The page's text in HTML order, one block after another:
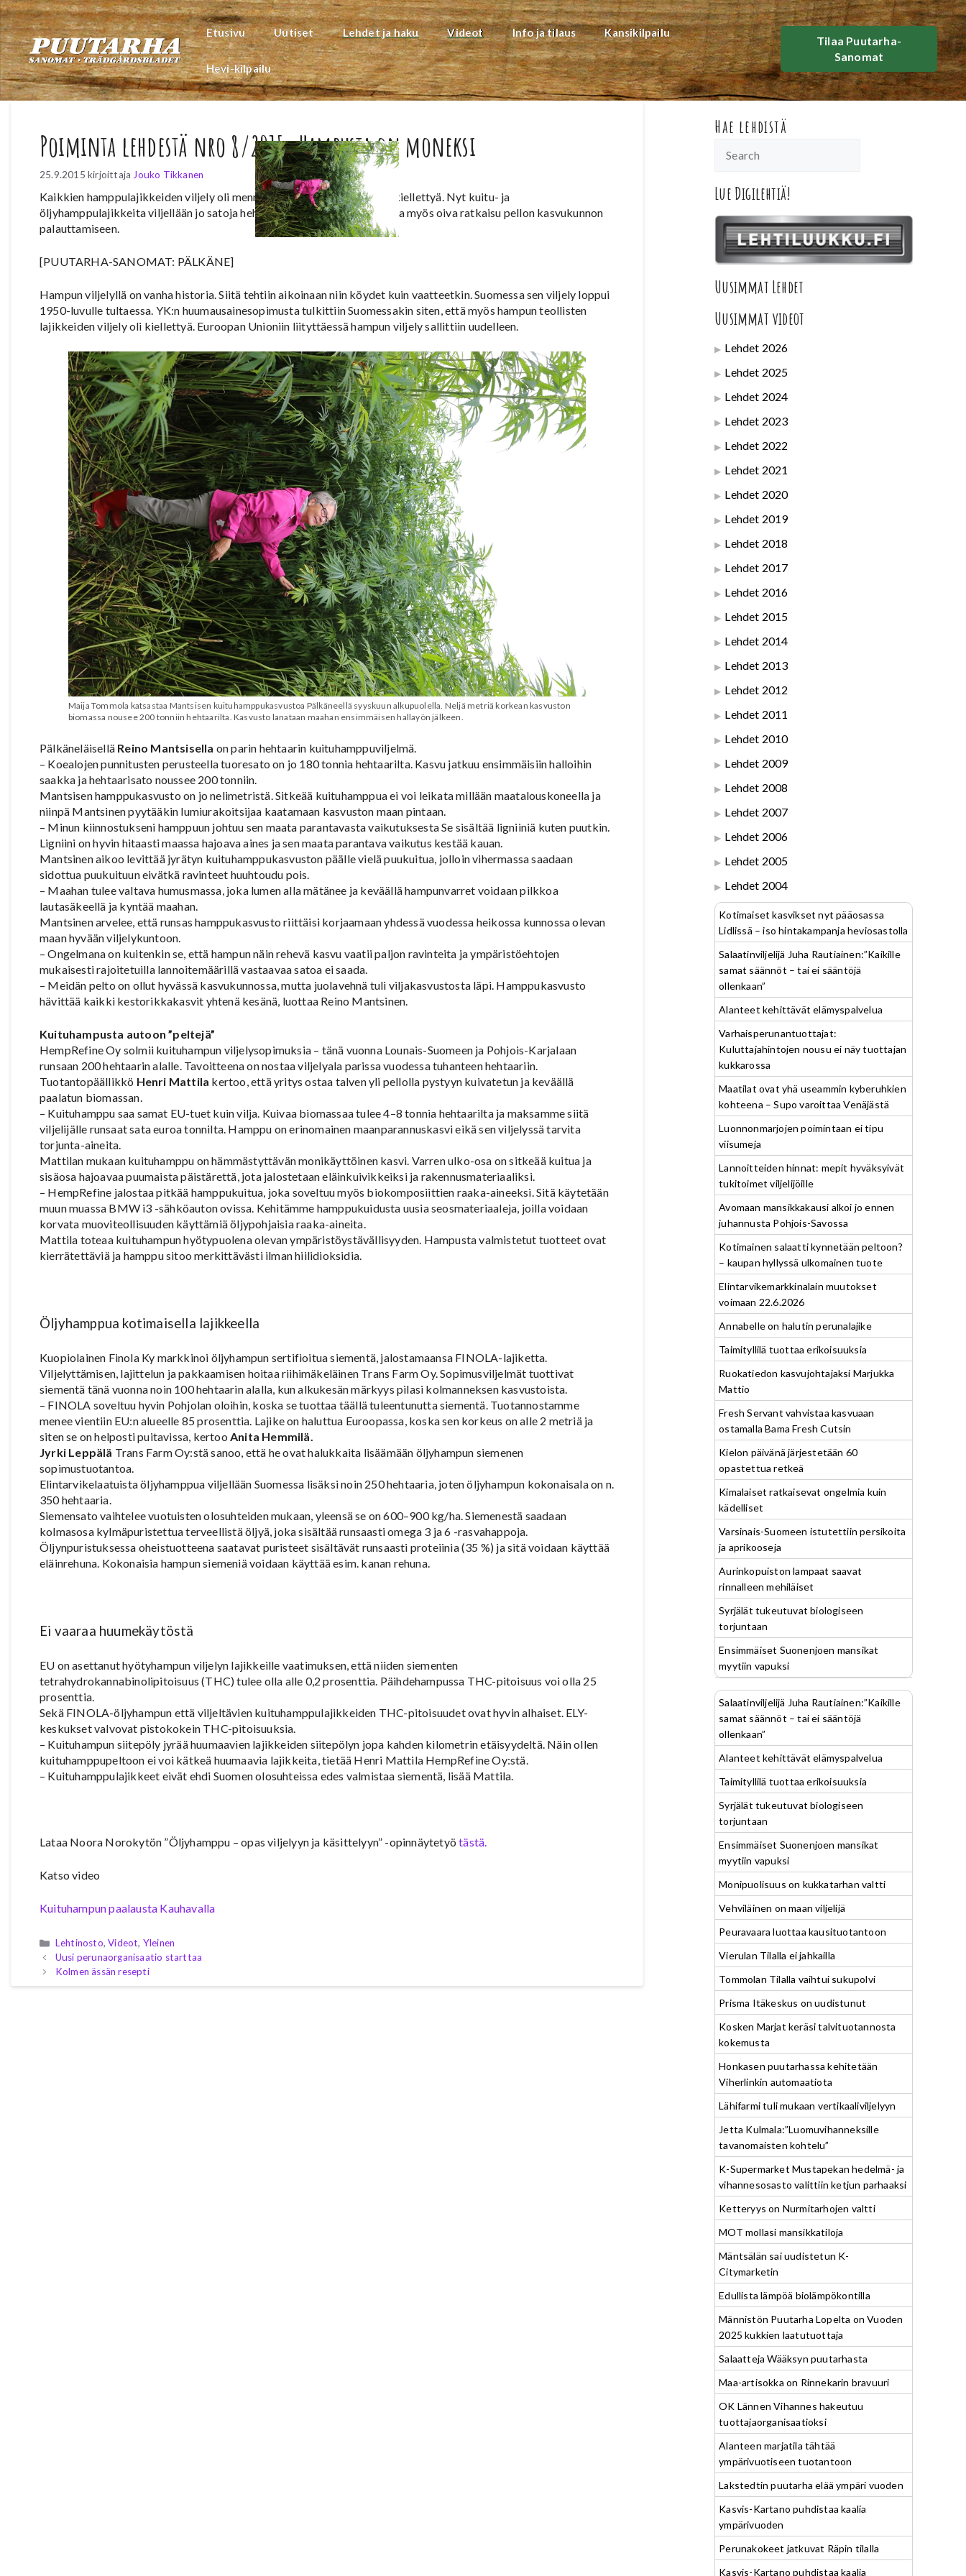
Siirry
sisältöön
Etusivu Uutiset Lehdet ja haku Videot Info ja tilaus Kansikilpailu
Hevi-kilpailu
Tilaa Puutarha-
Sanomat
Poiminta lehdestä nro 8/2015: Hampusta on moneksi
25.9.2015 kirjoittaja Jouko Tikkanen
Kaikkien hamppulajikkeiden viljely oli menneinä vuosikymmeninä jopa kiellettyä. Nyt kuitu- ja
öljyhamppulajikkeita viljellään jo satoja hehtaareja. Kuituhamppu voi olla myös oiva ratkaisu pellon kasvukunnon
palauttamiseen.
[PUUTARHA-SANOMAT: PÄLKÄNE]
Hampun viljelyllä on vanha historia. Siitä tehtiin aikoinaan niin köydet kuin vaatteetkin. Suomessa sen viljely loppui
1950-luvulle tultaessa. YK:n huumausainesopimusta tulkittiin Suomessakin siten, että myös hampun teollisten
lajikkeiden viljely oli kiellettyä. Euroopan Unioniin liityttäessä hampun viljely sallittiin uudelleen.
Maija Tommola katsastaa Mantsisen kuituhamppukasvustoa Pälkäneellä syyskuun alkupuolella. Neljä metriä korkean kasvuston
biomassa nousee 200 tonniin hehtaarilta. Kasvusto lanataan maahan ensimmäisen hallayön jälkeen.
Pälkäneläisellä Reino Mantsisella on parin hehtaarin kuituhamppuviljelmä.
– Koealojen punnitusten perusteella tuoresato on jo 180 tonnia hehtaarilta. Kasvu jatkuu ensimmäisiin halloihin
saakka ja hehtaarisato noussee 200 tonniin.
Mantsisen hamppukasvusto on jo nelimetristä. Sitkeää kuituhamppua ei voi leikata millään maatalouskoneella ja
niinpä Mantsinen pyytääkin lumiurakoitsijaa kaatamaan kasvuston maan pintaan.
– Minun kiinnostukseni hamppuun johtuu sen maata parantavasta vaikutuksesta Se sisältää ligniiniä kuten puutkin.
Ligniini on hyvin hitaasti maassa hajoava aines ja sen maata parantava vaikutus kestää kauan.
Mantsinen aikoo levittää jyrätyn kuituhamppukasvuston päälle vielä puukuitua, jolloin vihermassa saadaan
sidottua puukuituun eivätkä ravinteet huuhtoudu pois.
– Maahan tulee valtava humusmassa, joka lumen alla mätänee ja keväällä hampunvarret voidaan pilkkoa
lautasäkeellä ja kyntää maahan.
Mantsinen arvelee, että runsas hamppukasvusto riittäisi korjaamaan yhdessä vuodessa heikossa kunnossa olevan
maan hyvään viljelykuntoon.
– Ongelmana on kuitenkin se, että hampun näin rehevä kasvu vaatii paljon ravinteita ja ympäristöehtojen
mukaisesti rajoitetuilla lannoitemäärillä vastaavaa satoa ei saada.
– Meidän pelto on ollut hyvässä kasvukunnossa, mutta juolavehnä tuli viljakasvustosta läpi. Hamppukasvusto
hävittää kaikki kestorikkakasvit yhtenä kesänä, luottaa Reino Mantsinen.
Kuituhampusta autoon ”peltejä”
HempRefine Oy solmii kuituhampun viljelysopimuksia – tänä vuonna Lounais-Suomeen ja Pohjois-Karjalaan
runsaan 200 hehtaarin alalle. Tavoitteena on nostaa viljelyala parissa vuodessa tuhanteen hehtaariin.
Tuotantopäällikkö Henri Mattila kertoo, että yritys ostaa talven yli pellolla pystyyn kuivatetun ja keväällä
paalatun biomassan.
– Kuituhamppu saa samat EU-tuet kuin vilja. Kuivaa biomassaa tulee 4–8 tonnia hehtaarilta ja maksamme siitä
viljelijälle runsaat sata euroa tonnilta. Hamppu on erinomainen maanparannuskasvi eikä sen viljelyssä tarvita
torjunta-aineita.
Mattilan mukaan kuituhamppu on hämmästyttävän monikäyttöinen kasvi. Varren ulko-osa on sitkeää kuitua ja
sisäosa hajoavaa puumaista päistärettä, jota jalostetaan eläinkuivikkeiksi ja rakennusmateriaaliksi.
– HempRefine jalostaa pitkää hamppukuitua, joka soveltuu myös biokomposiittien raaka-aineeksi. Sitä käytetään
muun muassa BMW i3 -sähköauton ovissa. Kehitämme hamppukuidusta uusia seosmateriaaleja, joilla voidaan
korvata muoviteollisuuden käyttämiä öljypohjaisia raaka-aineita.
Mattila toteaa kuituhampun hyötypuolena olevan ympäristöystävällisyyden. Hampusta valmistetut tuotteet ovat
kierrätettäviä ja hamppu sitoo merkittävästi ilman hiilidioksidia.
Öljyhamppua kotimaisella lajikkeella
Kuopiolainen Finola Ky markkinoi öljyhampun sertifioitua siementä, jalostamaansa FINOLA-lajiketta.
Viljelyttämisen, lajittelun ja pakkaamisen hoitaa riihimäkeläinen Trans Farm Oy. Sopimusviljelmät tuottivat
siementä tänä vuonna noin 100 hehtaarin alalla, kun alkukesän märkyys pilasi kolmanneksen kasvustoista.
– FINOLA soveltuu hyvin Pohjolan oloihin, koska se tuottaa täällä tuleentunutta siementä. Tuotannostamme
menee vientiin EU:n alueelle 85 prosenttia. Lajike on haluttua Euroopassa, koska sen korkeus on alle 2 metriä ja
siten se on helposti puitavissa, kertoo Anita Hemmilä.
Jyrki Leppälä Trans Farm Oy:stä sanoo, että he ovat halukkaita lisäämään öljyhampun siemenen
sopimustuotantoa.
Elintarvikelaatuista öljyhamppua viljellään Suomessa lisäksi noin 250 hehtaaria, joten öljyhampun kokonaisala on n.
350 hehtaaria.
Siemensato vaihtelee vuotuisten olosuhteiden mukaan, yleensä se on 600–900 kg/ha. Siemenestä saadaan
kolmasosa kylmäpuristettua terveellistä öljyä, joka sisältää runsaasti omega 3 ja 6 -rasvahappoja.
Öljynpuristuksessa oheistuotteena saatavat puristeet sisältävät runsaasti proteiinia (35 %) ja sitä voidaan käyttää
eläinrehuna. Kokonaisia hampun siemeniä voidaan käyttää esim. kanan rehuna.
Ei vaaraa huumekäytöstä
EU on asettanut hyötyhampun viljelyn lajikkeille vaatimuksen, että niiden siementen
tetrahydrokannabinolipitoisuus (THC) tulee olla alle 0,2 prosenttia. Päihdehampussa THC-pitoisuus voi olla 25
prosenttia.
Sekä FINOLA-öljyhampun että viljeltävien kuituhamppulajikkeiden THC-pitoisuudet ovat hyvin alhaiset. ELY-
keskukset valvovat pistokokein THC-pitoisuuksia.
– Kuituhampun siitepöly jyrää huumaavien lajikkeiden siitepölyn jopa kahden kilometrin etäisyydeltä. Näin ollen
kuituhamppupeltoon ei voi kätkeä huumaavia lajikkeita, tietää Henri Mattila HempRefine Oy:stä.
– Kuituhamppulajikkeet eivät ehdi Suomen olosuhteissa edes valmistaa siementä, lisää Mattila.
Lataa Noora Norokytön ”Öljyhamppu – opas viljelyyn ja käsittelyyn” -opinnäytetyötästä.
Katso video
Kuituhampun paalausta Kauhavalla
Kategoriat
Lehtinosto,Videot, Yleinen
Uusi perunaorganisaatio starttaa
Kolmen ässän resepti
Hae lehdistä
Lue Digilehtiä!
Uusimmat Lehdet
Uusimmat videot
Lehdet 2026
Lehdet 2025
Lehdet 2024
Lehdet 2023
Lehdet 2022
Lehdet 2021
Lehdet 2020
Lehdet 2019
Lehdet 2018
Lehdet 2017
Lehdet 2016
Lehdet 2015
Lehdet 2014
Lehdet 2013
Lehdet 2012
Lehdet 2011
Lehdet 2010
Lehdet 2009
Lehdet 2008
Lehdet 2007
Lehdet 2006
Lehdet 2005
Lehdet 2004
Kotimaiset kasvikset nyt pääosassa
Lidlissä – iso hintakampanja heviosastolla
Salaatinviljelijä Juha Rautiainen:”Kaikille
samat säännöt – tai ei sääntöjä
ollenkaan”
Alanteet kehittävät elämyspalvelua
Varhaisperunantuottajat:
Kuluttajahintojen nousu ei näy tuottajan
kukkarossa
Maatilat ovat yhä useammin kyberuhkien
kohteena – Supo varoittaa Venäjästä
Luonnonmarjojen poimintaan ei tipu
viisumeja
Lannoitteiden hinnat: mepit hyväksyivät
tukitoimet viljelijöille
Avomaan mansikkakausi alkoi jo ennen
juhannusta Pohjois-Savossa
Kotimainen salaatti kynnetään peltoon?
– kaupan hyllyssä ulkomainen tuote
Elintarvikemarkkinalain muutokset
voimaan 22.6.2026
Annabelle on halutin perunalajike
Taimityllilä tuottaa erikoisuuksia
Ruokatiedon kasvujohtajaksi Marjukka
Mattio
Fresh Servant vahvistaa kasvuaan
ostamalla Bama Fresh Cutsin
Kielon päivänä järjestetään 60
opastettua retkeä
Kimalaiset ratkaisevat ongelmia kuin
kädelliset
Varsinais-Suomeen istutettiin persikoita
ja aprikooseja
Aurinkopuiston lampaat saavat
rinnalleen mehiläiset
Syrjälät tukeutuvat biologiseen
torjuntaan
Ensimmäiset Suonenjoen mansikat
myytiin vapuksi
Salaatinviljelijä Juha Rautiainen:”Kaikille
samat säännöt – tai ei sääntöjä
ollenkaan”
Alanteet kehittävät elämyspalvelua
Taimityllilä tuottaa erikoisuuksia
Syrjälät tukeutuvat biologiseen
torjuntaan
Ensimmäiset Suonenjoen mansikat
myytiin vapuksi
Monipuolisuus on kukkatarhan valtti
Vehviläinen on maan viljelijä
Peuravaara luottaa kausituotantoon
Vierulan Tilalla ei jahkailla
Tommolan Tilalla vaihtui sukupolvi
Prisma Itäkeskus on uudistunut
Kosken Marjat keräsi talvituotannosta
kokemusta
Honkasen puutarhassa kehitetään
Viherlinkin automaatiota
Lähifarmi tuli mukaan vertikaaliviljelyyn
Jetta Kulmala:”Luomuvihanneksille
tavanomaisten kohtelu”
K-Supermarket Mustapekan hedelmä- ja
vihannesosasto valittiin ketjun parhaaksi
Ketteryys on Nurmitarhojen valtti
MOT mollasi mansikkatiloja
Mäntsälän sai uudistetun K-
Citymarketin
Edullista lämpöä biolämpökontilla
Männistön Puutarha Lopelta on Vuoden
2025 kukkien laatutuottaja
Salaatteja Wääksyn puutarhasta
Maa-artisokka on Rinnekarin bravuuri
OK Lännen Vihannes hakeutuu
tuottajaorganisaatioksi
Alanteen marjatila tähtää
ympärivuotiseen tuotantoon
Lakstedtin puutarha elää ympäri vuoden
Kasvis-Kartano puhdistaa kaalia
ympärivuoden
Perunakokeet jatkuvat Räpin tilalla
Kasvis-Kartano puhdistaa kaalia